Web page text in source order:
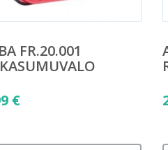
FR.20.001
€